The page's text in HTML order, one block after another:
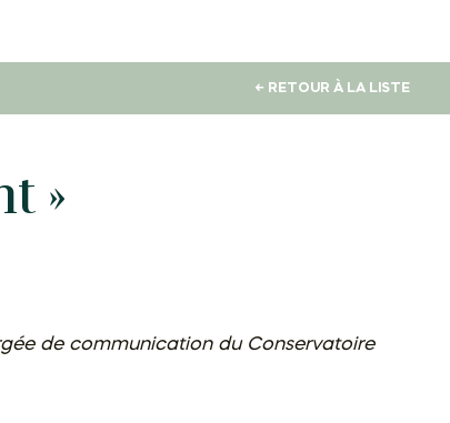
← RETOUR À LA LISTE
»
de communication du Conservatoire